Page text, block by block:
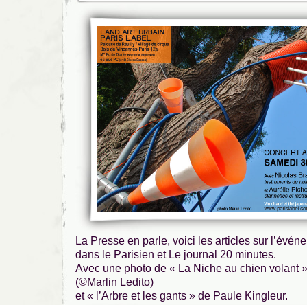
La Presse en parle, voici les articles sur
dans le Parisien et Le journal 20 minutes.
Avec une photo de « La Niche au chien volant
(©Marlin Ledito)
et « l’Arbre et les gants » de Paule Kingleur.